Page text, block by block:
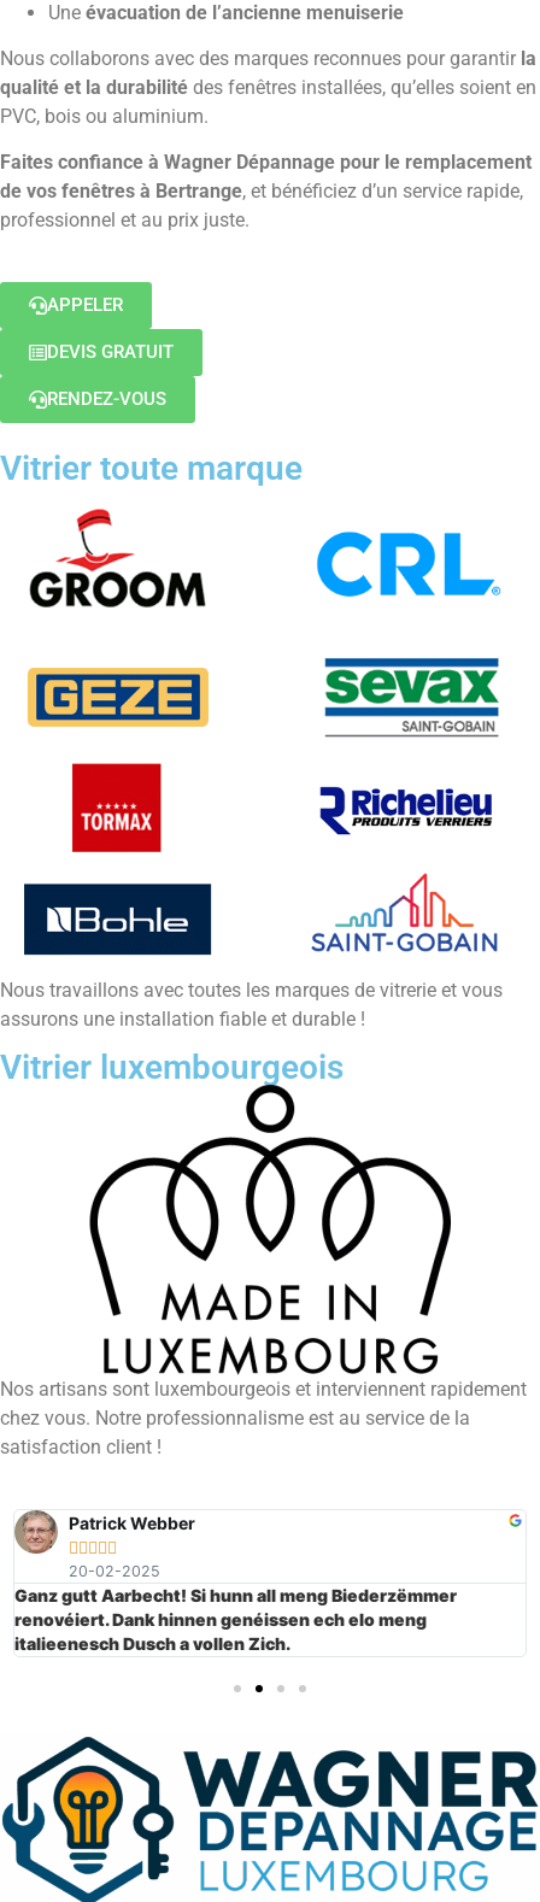
Une évacuation de l’ancienne menuiserie
Nous collaborons avec des marques reconnues pour garantir la
qualité et la durabilité des fenêtres installées, qu’elles soient en
PVC, bois ou aluminium.
Faites confiance à Wagner Dépannage pour le remplacement
de vos fenêtres à Bertrange, et bénéficiez d’un service rapide,
professionnel et au prix juste.
APPELER
DEVIS GRATUIT
RENDEZ-VOUS
Vitrier toute marque
Nous travaillons avec toutes les marques de vitrerie et vous
assurons une installation fiable et durable !
Vitrier luxembourgeois
Nos artisans sont luxembourgeois et interviennent rapidement
chez vous. Notre professionnalisme est au service de la
satisfaction client !
Patrick Webber
    
20-02-2025
Ganz gutt Aarbecht! Si hunn all meng Biederzëmmer
renovéiert. Dank hinnen genéissen ech elo meng
italieenesch Dusch a vollen Zich.